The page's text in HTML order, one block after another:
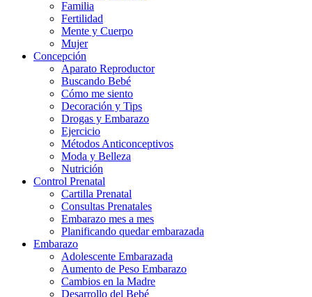
Familia
Fertilidad
Mente y Cuerpo
Mujer
Concepción
Aparato Reproductor
Buscando Bebé
Cómo me siento
Decoración y Tips
Drogas y Embarazo
Ejercicio
Métodos Anticonceptivos
Moda y Belleza
Nutrición
Control Prenatal
Cartilla Prenatal
Consultas Prenatales
Embarazo mes a mes
Planificando quedar embarazada
Embarazo
Adolescente Embarazada
Aumento de Peso Embarazo
Cambios en la Madre
Desarrollo del Bebé